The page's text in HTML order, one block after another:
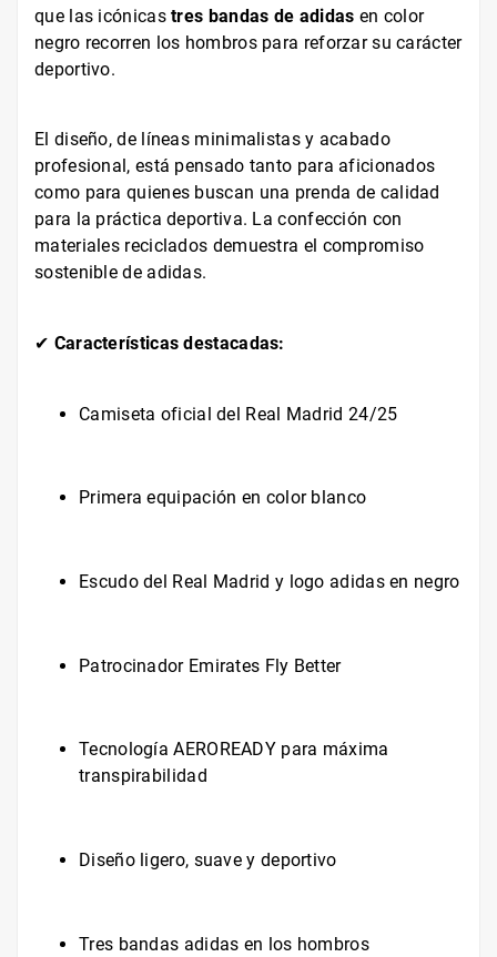
que las icónicastres bandas de adidas en color
negro recorren los hombros para reforzar su carácter
deportivo.
El diseño, de líneas minimalistas y acabado
profesional, está pensado tanto para aficionados
como para quienes buscan una prenda de calidad
para la práctica deportiva. La confección con
materiales reciclados demuestra el compromiso
sostenible de adidas.
✔ Características destacadas:
Camiseta oficial del Real Madrid 24/25
Primera equipación en color blanco
Escudo del Real Madrid y logo adidas en negro
Patrocinador Emirates Fly Better
Tecnología AEROREADY para máxima
transpirabilidad
Diseño ligero, suave y deportivo
Tres bandas adidas en los hombros